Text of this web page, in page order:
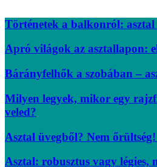
Történetek a balkonról:
Apró világok az asztallapon:
Bárányfelhők a szobában –
Milyen legyek, mikor egy
veled?
Asztal üvegből? Nem
Asztal: robusztus vagy légies,